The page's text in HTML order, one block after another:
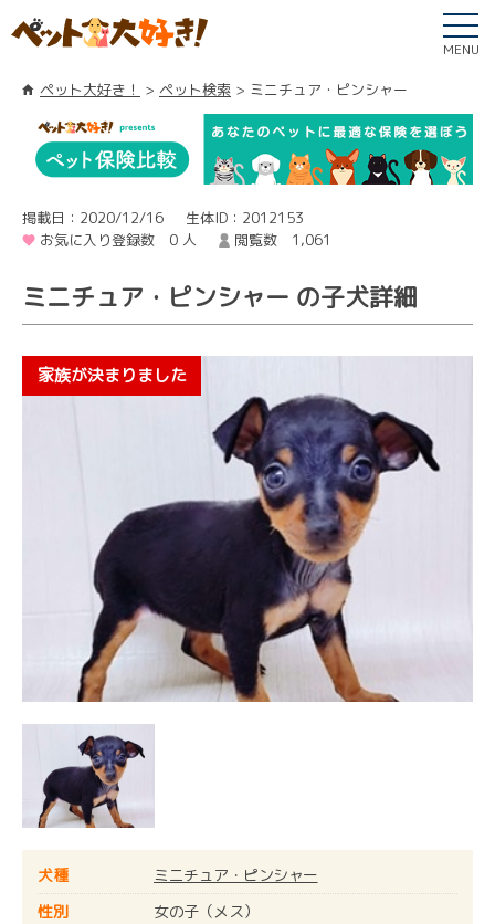
MENU
ペット大好き！ ペット検索 ミニチュア・ピンシャー
掲載日：2020/12/16
生体ID：2012153
お気に入り登録数 0 人
閲覧数 1,061
ミニチュア・ピンシャー の子犬詳細
犬種
ミニチュア・ピンシャー
性別
女の子（メス）